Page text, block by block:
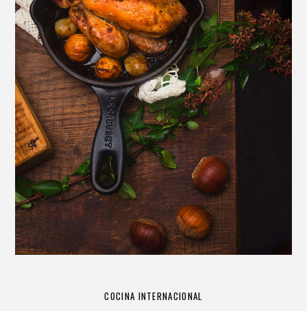
COCINA INTERNACIONAL